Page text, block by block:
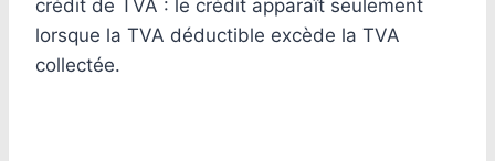
crédit de TVA : le crédit apparaît seulement
lorsque la TVA déductible excède la TVA
collectée.